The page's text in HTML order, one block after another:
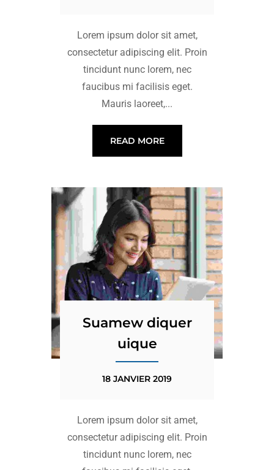
Lorem ipsum dolor sit amet,
consectetur adipiscing elit. Proin
tincidunt nunc lorem, nec
faucibus mi facilisis eget.
Mauris laoreet,...
READ MORE
Suamew diquer
uique
18 JANVIER 2019
Lorem ipsum dolor sit amet,
consectetur adipiscing elit. Proin
tincidunt nunc lorem, nec